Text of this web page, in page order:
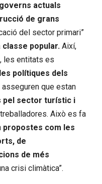
actuals
de grans
del sector primari”
classe popular. Així,
, les entitats es
polítiques dels
que estan
pel sector turístic i
Això es fa
propostes com les
de
de més
crisi climàtica”.